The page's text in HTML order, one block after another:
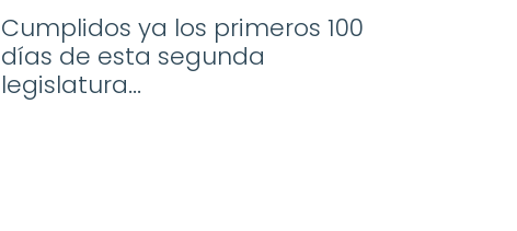
Cumplidos ya los primeros 100
días de esta segunda
legislatura...